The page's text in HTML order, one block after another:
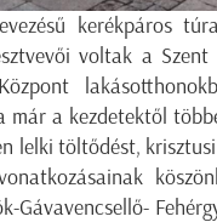
kerékpáros
voltak a
már a kezdetektől
lelki töltődést,
Gávavencsellő-